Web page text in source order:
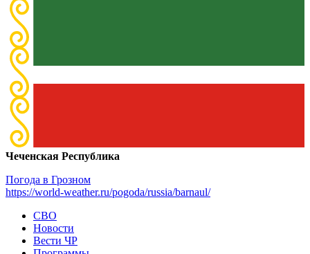
Чеченская Республика
Погода в Грозном
https://world-weather.ru/pogoda/russia/barnaul/
СВО
Новости
Вести ЧР